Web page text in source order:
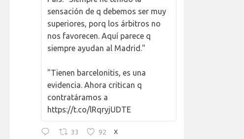
sensación de q debemos ser muy
superiores, porq los árbitros no
nos favorecen. Aquí parece q
siempre ayudan al Madrid."
"Tienen barcelonitis, es una
evidencia. Ahora critican q
contratáramos a
https://t.co/lRqryjUDTE
33 92 X